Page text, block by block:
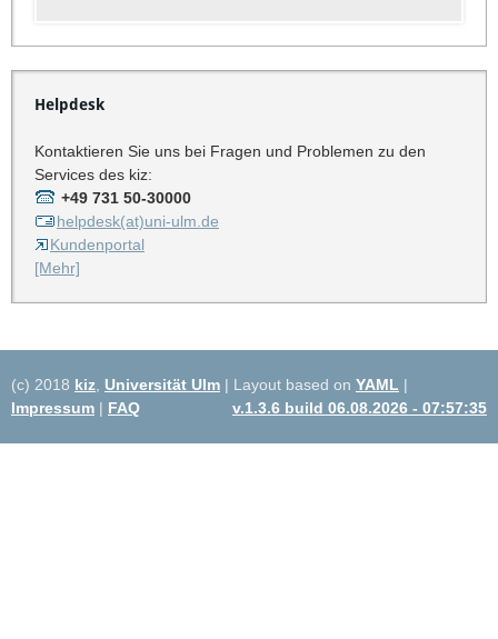
Helpdesk
Kontaktieren Sie uns bei Fragen und Problemen zu den
Services des kiz:
+49 731 50-30000
helpdesk(at)uni-ulm.de
Kundenportal
[Mehr]
(c) 2018 kiz Universität Ulm | Layout based on YAML |
Impressum | FAQ v.1.3.6 build 06.08.2026 - 07:57:35